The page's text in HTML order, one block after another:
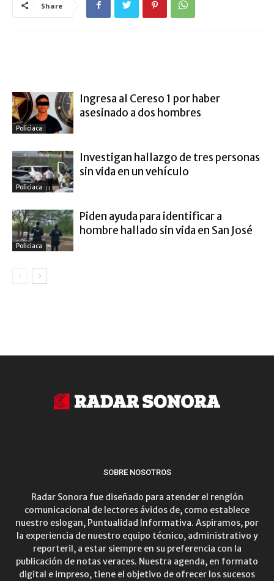
Share
Policiaca
Ingresa al Cereso 1 por haber
asesinado a dos hombres
Policiaca
Investigan hallazgo de tres personas
sin vida en un vehículo
Policiaca
Piden ayuda para identificar a
hombre hallado sin vida en San José
SOBRE NOSOTROS
Radar Sonora fue diseñado para atender el renglón
comunicacional de lectores ávidos de, como establece
nuestro eslogan, Puntualidad Informativa. Aspiramos, por
la experiencia de nuestro equipo técnico, administrativo y
reporteril, a estar siempre en su preferencia con la
publicación de notas veraces. Nuestra agenda, en formato
digital e impreso, tiene el objetivo de ofrecer los sucesos